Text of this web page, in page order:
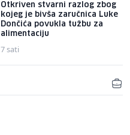
Otkriven stvarni razlog zbog
kojeg je bivša zaručnica Luke
Dončića povukla tužbu za
alimentaciju
7 sati